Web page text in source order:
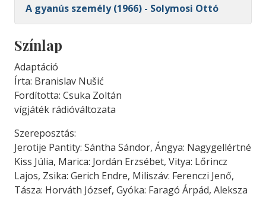
A gyanús személy (1966) - Solymosi Ottó
Színlap
Adaptáció
Írta: Branislav Nušić
Fordította: Csuka Zoltán
vígjáték rádióváltozata
Szereposztás:
Jerotije Pantity: Sántha Sándor, Ángya: Nagygellértné
Kiss Júlia, Marica: Jordán Erzsébet, Vitya: Lőrincz
Lajos, Zsika: Gerich Endre, Miliszáv: Ferenczi Jenő,
Tásza: Horváth József, Gyóka: Faragó Árpád, Aleksza